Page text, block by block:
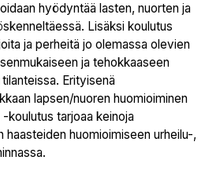
hyödyntää lasten, nuorten ja
Lisäksi koulutus
ja perheitä jo olemassa olevien
ja tehokkaaseen
Erityisenä
lapsen/nuoren huomioiminen
koulutus tarjoaa keinoja
huomioimiseen urheilu-,